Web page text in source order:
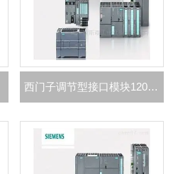
西门子调节型接口模块120 kW 代理商